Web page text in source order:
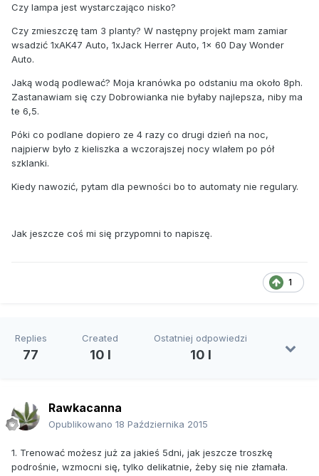
Czy lampa jest wystarczająco nisko?
Czy zmieszczę tam 3 planty? W następny projekt mam zamiar
wsadzić 1xAK47 Auto, 1xJack Herrer Auto, 1x 60 Day Wonder
Auto.
Jaką wodą podlewać? Moja kranówka po odstaniu ma około 8ph.
Zastanawiam się czy Dobrowianka nie byłaby najlepsza, niby ma
te 6,5.
Póki co podlane dopiero ze 4 razy co drugi dzień na noc,
najpierw było z kieliszka a wczorajszej nocy wlałem po pół
szklanki.
Kiedy nawozić, pytam dla pewności bo to automaty nie regulary.
Jak jeszcze coś mi się przypomni to napiszę.
1
Replies
77
Created
10 l
Ostatniej odpowiedzi
10 l
Rawkacanna
Opublikowano 18 Października 2015
1. Trenować możesz już za jakieś 5dni, jak jeszcze troszkę
podrośnie, wzmocni się, tylko delikatnie, żeby się nie złamała.